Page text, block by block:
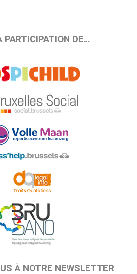
PARTICIPATION DE…
À NOTRE NEWSLETTER